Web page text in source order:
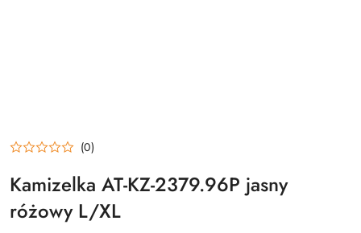
(0)
Kamizelka AT-KZ-2379.96P jasny
różowy L/XL